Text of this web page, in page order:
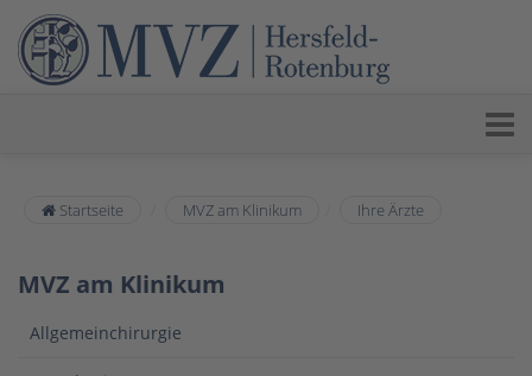
Startseite MVZ am Klinikum Ihre Ärzte
MVZ am Klinikum
Allgemeinchirurgie